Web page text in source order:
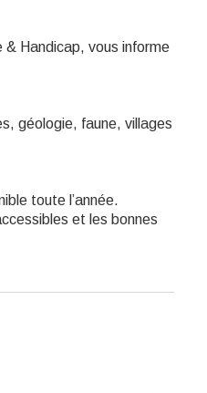
& Handicap, vous informe
géologie, faune, villages
toute l’année.
et les bonnes